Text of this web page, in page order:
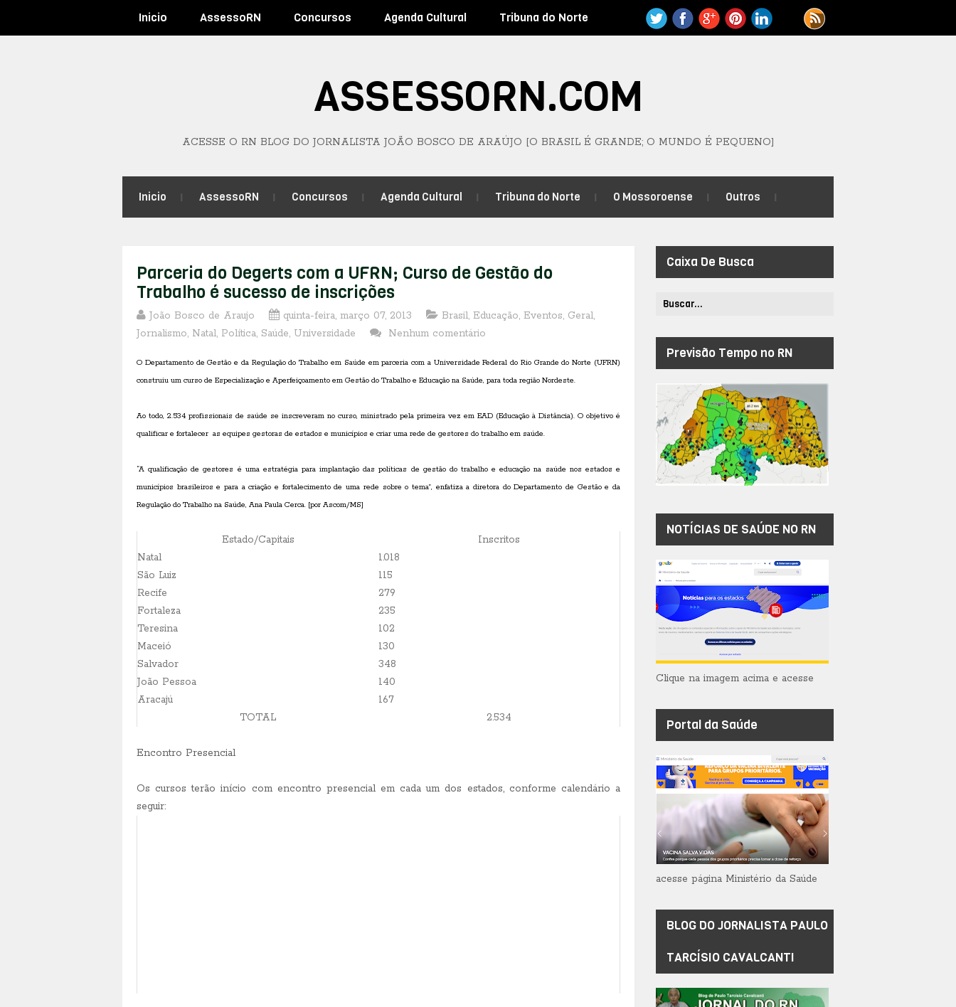
Inicio AssessoRN Concursos Agenda Cultural Tribuna do Norte
ASSESSORN.COM
ACESSE O RN BLOG DO JORNALISTA JOÃO BOSCO DE ARAÚJO [O BRASIL É GRANDE; O MUNDO É PEQUENO]
Inicio AssessoRN Concursos Agenda Cultural Tribuna do Norte O Mossoroense Outros
Parceria do Degerts com a UFRN; Curso de Gestão do
Trabalho é sucesso de inscrições
João Bosco de Araujo quinta-feira, março 07, 2013 Brasil, Educação, Eventos, Geral,
Jornalismo, Natal, Política, Saúde, Universidade Nenhum comentário
O Departamento de Gestão e da Regulação do Trabalho em Saúde em parceria com a Universidade Federal do Rio Grande do Norte (UFRN)
construiu um curso de Especialização e Aperfeiçoamento em Gestão do Trabalho e Educação na Saúde, para toda região Nordeste.
Ao todo, 2.534 profissionais de saúde se inscreveram no curso, ministrado pela primeira vez em EAD (Educação à Distância). O objetivo é
qualificar e fortalecer as equipes gestoras de estados e municípios e criar uma rede de gestores do trabalho em saúde.
“A qualificação de gestores é uma estratégia para implantação das políticas de gestão do trabalho e educação na saúde nos estados e
municípios brasileiros e para a criação e fortalecimento de uma rede sobre o tema”, enfatiza a diretora do Departamento de Gestão e da
Regulação do Trabalho na Saúde, Ana Paula Cerca. [por Ascom/MS]
Estado/Capitais
Inscritos
Natal
1.018
São Luiz
115
Recife
279
Fortaleza
235
Teresina
102
Maceió
130
Salvador
348
João Pessoa
140
Aracajú
167
TOTAL
2.534
Encontro Presencial
Os cursos terão início com encontro presencial em cada um dos estados, conforme calendário a
seguir:
Caixa De Busca
Previsão Tempo no RN
NOTÍCIAS DE SAÚDE NO RN
Clique na imagem acima e acesse
Portal da Saúde
acesse página Ministério da Saúde
BLOG DO JORNALISTA PAULO
TARCÍSIO CAVALCANTI